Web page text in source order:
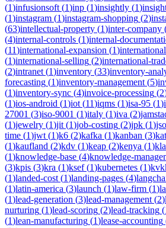
(1)infusionsoft (1)inp (1)insightly (1)
(1)instagram (1)instagram-shopping (2)
(63)intellectual-property (1)inter-company
(4)internal-controls (1)internal-
(11)international-expansion (1)
(1)international-selling (2)international-
(2)intranet (1)inventory (33)inventory-
forecasting (1)inventory-management (5)
(1)inventory-sync (4)invoice-processing (2
(1)ios-android (1)iot (11)iqms (1)isa-95 (1)
27001 (3)iso-9001 (1)italy (1)iva (2)
(1)jewelry (1)jit (1)job-costing (2)jpk (1)
time (1)jwt (1)k6 (2)kafka (1)kanban (3)
(1)kaufland (2)kdv (1)keap (2)kenya (1)
(1)knowledge-base (4)knowledge-
(3)kpis (3)kra (1)ksef(1)kubernetes (1)
(1)landed-cost (1)landing-pages (4)
(1)latin-america (3)launch (1)law-firm (1)
(1)lead-generation (3)lead-management (2)
nurturing (1)lead-scoring (2)lead-tracking (
(1)lean-manufacturing (1)lease-accounting